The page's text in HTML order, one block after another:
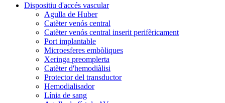
Dispositiu d'accés vascular
Agulla de Huber
Catèter venós central
Catèter venós central inserit perifèricament
Port implantable
Microesferes embòliques
Xeringa preomplerta
Catèter d'hemodiàlisi
Protector del transductor
Hemodialisador
Línia de sang